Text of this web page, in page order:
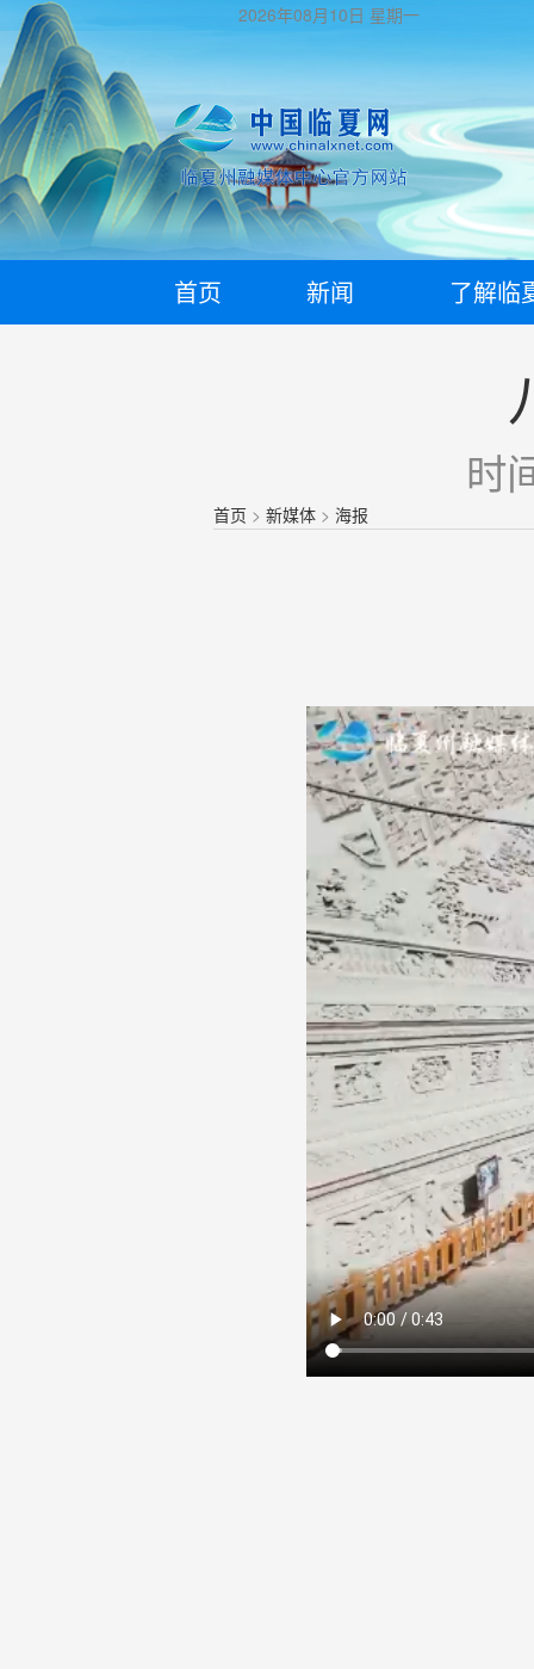
2026年08月10日 星期一
首页 新闻 了解临
时
首页 >新媒体 >海报